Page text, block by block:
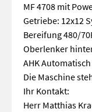
MF 4708 mit
Getriebe: 12x12
Bereifung 480/
Oberlenker
AHK Automatisch
Die Maschine
Ihr Kontakt:
Herr Matthias